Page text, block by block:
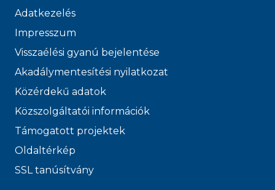
Adatkezelés
Impresszum
Visszaélési gyanú bejelentése
Akadálymentesítési nyilatkozat
Közérdekű adatok
Közszolgáltatói információk
Támogatott projektek
Oldaltérkép
SSL tanúsítvány